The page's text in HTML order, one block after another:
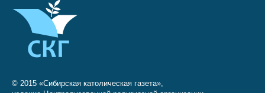
© 2015 «Сибирская католическая газета»,